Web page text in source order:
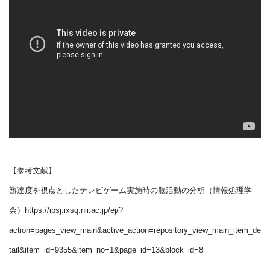
【参考文献】
熟達度を視点としたテレビゲーム実施時の脳活動の分析（情報処理学
会）https://ipsj.ixsq.nii.ac.jp/ej/?
action=pages_view_main&active_action=repository_view_main_item_de
tail&item_id=9355&item_no=1&page_id=13&block_id=8